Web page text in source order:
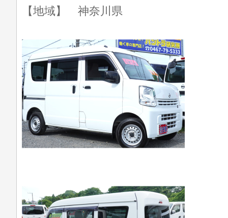
【地域】 神奈川県